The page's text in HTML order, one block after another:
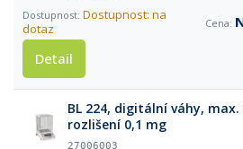
Dostupnost: na
dotaz
Detail
BL 224, digitální váhy,
rozlišení 0,1 mg
27006003